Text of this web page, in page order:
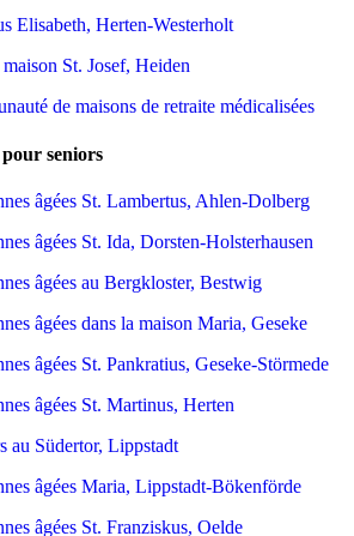
Elisabeth, Herten-Westerholt
St. Josef, Heiden
de maisons de retraite médicalisées
seniors
âgées St. Lambertus, Ahlen-Dolberg
âgées St. Ida, Dorsten-Holsterhausen
âgées au Bergkloster, Bestwig
âgées dans la maison Maria, Geseke
âgées St. Pankratius, Geseke-Störmede
âgées St. Martinus, Herten
au Südertor, Lippstadt
âgées Maria, Lippstadt-Bökenförde
âgées St. Franziskus, Oelde